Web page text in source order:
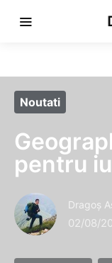
Noutati
pentru
Dragoş
02/08/